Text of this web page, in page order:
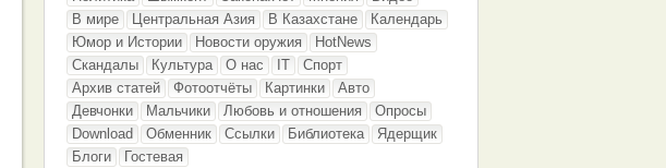
В мире
Центральная Азия В Казахстане
Календарь
Юмор и Истории
Новости оружия
HotNews
Скандалы
Культура О нас IT
Спорт
Архив статей
Фотоотчёты Картинки
Авто
Девчонки
Мальчики Любовь и отношения
Опросы
Download
Обменник Ссылки Библиотека
Ядерщик
Блоги
Гостевая